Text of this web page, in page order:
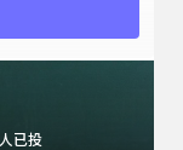
已投